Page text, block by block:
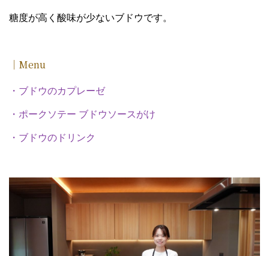
糖度が高く酸味が少ないブドウです。
｜Menu
・ブドウのカプレーゼ
・ポークソテー ブドウソースがけ
・ブドウのドリンク